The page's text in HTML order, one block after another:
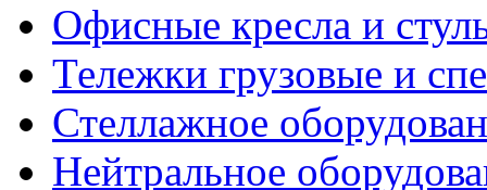
Офисные кресла и
Тележки грузовые и
Стеллажное
Нейтральное